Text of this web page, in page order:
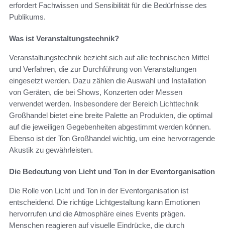
erfordert Fachwissen und Sensibilität für die Bedürfnisse des
Publikums.
Was ist Veranstaltungstechnik?
Veranstaltungstechnik bezieht sich auf alle technischen Mittel
und Verfahren, die zur Durchführung von Veranstaltungen
eingesetzt werden. Dazu zählen die Auswahl und Installation
von Geräten, die bei Shows, Konzerten oder Messen
verwendet werden. Insbesondere der Bereich Lichttechnik
Großhandel bietet eine breite Palette an Produkten, die optimal
auf die jeweiligen Gegebenheiten abgestimmt werden können.
Ebenso ist der Ton Großhandel wichtig, um eine hervorragende
Akustik zu gewährleisten.
Die Bedeutung von Licht und Ton in der Eventorganisation
Die Rolle von Licht und Ton in der Eventorganisation ist
entscheidend. Die richtige Lichtgestaltung kann Emotionen
hervorrufen und die Atmosphäre eines Events prägen.
Menschen reagieren auf visuelle Eindrücke, die durch